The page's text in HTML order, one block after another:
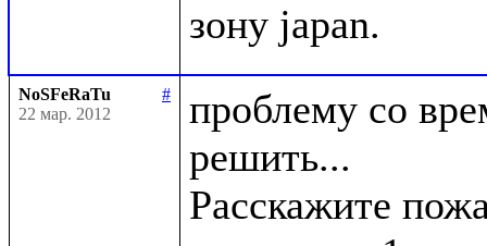
NoSFeRaTu
#
22 мар. 2012
проблему со
решить...
Расскажите